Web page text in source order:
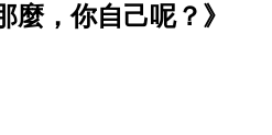
，你自己呢？》